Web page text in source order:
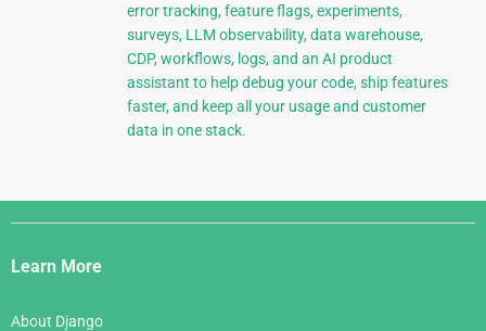
error tracking, feature flags, experiments,
surveys, LLM observability, data warehouse,
CDP, workflows, logs, and an AI product
assistant to help debug your code, ship features
faster, and keep all your usage and customer
data in one stack.
Django
Links
Learn More
About Django